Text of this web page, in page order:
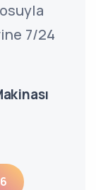
7/24